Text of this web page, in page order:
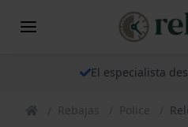
El especialista
Rebajas Police